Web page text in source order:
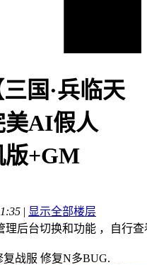
三国·兵临天
美AI假人
版+GM
| 显示全部楼层
理后台切换和功能 ，自行查
战服 修复N多BUG.